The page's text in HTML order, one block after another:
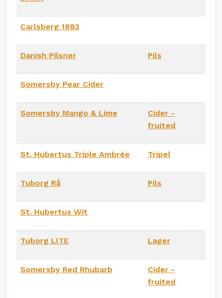
Carlsberg 1883
Danish Pilsner Pils
Somersby Pear Cider
Somersby Mango & Lime
Cider -
fruited
St. Hubertus Triple Ambrée Tripel
Tuborg Rå Pils
St. Hubertus Wit
Tuborg LITE Lager
Somersby Red Rhubarb
Cider -
fruited